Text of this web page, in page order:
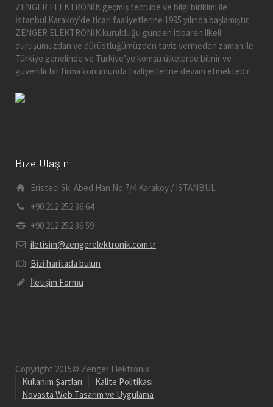
ZENGER ELEKTRONİK geçmiş tecrübe ve bilgi birikimi ile
İstanbul Karaköy’de ticari faaliyetlerine 1995 yılında başlamıştır.
ZENGER ELEKTRONİK kurulduğu günden itibaren ilkeli
duruşumuzdan ve dürüstlüğümüzden taviz vermeden zaman ile
Türkiye genelinde ve Türkiye’ye komşu ülkelerde bilinir ve
güvenilir bir firma konumunda faaliyetlerine devam etmektedir.
Bize Ulaşın
Eristeci Sk. Abed Han No:7/4 Karakoy / ISTANBUL
+90 212 252 36 64
+90 212 252 36 59
iletisim@zengerelektronik.com.tr
Bizi haritada bulun
İletişim Formu
Copyright 2015© Zenger Elektronik
Kullanım Şartları
Kalite Politikası
Novasta Web Tasarım ve Uygulama